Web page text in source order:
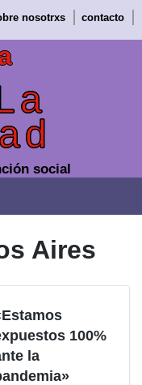
nosotrxs contacto
social
Aires
100%
la